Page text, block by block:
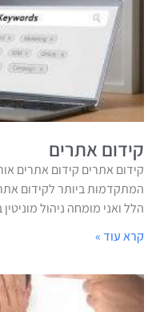
קידום אתרים
קידום אתרים קידום אתרים
המתקדמות ביותר לקידום
הלל ואני מומחה ניהול מוניטין
קרא עוד »